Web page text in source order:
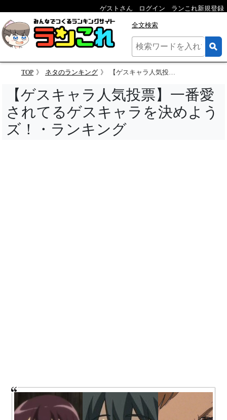
ゲストさん ログイン ランこれ新規登録
全文検索
TOP ネタのランキング 【ゲスキャラ人気投票】一番愛されてるゲスキャラを決めようズ！
【ゲスキャラ人気投票】一番愛
されてるゲスキャラを決めよう
ズ！・ランキング